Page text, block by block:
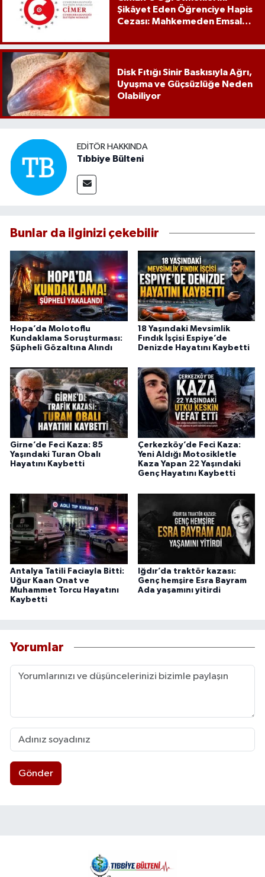
Şikâyet Eden Öğrenciye Hapis
Cezası: Mahkemeden Emsal
Disk Fıtığı Sinir Baskısıyla Ağrı,
Uyuşma ve Güçsüzlüğe Neden
Olabiliyor
EDITÖR HAKKINDA
Tıbbiye Bülteni
Bunlar da ilginizi çekebilir
Hopa’da Molotoflu
Kundaklama Soruşturması:
Şüpheli Gözaltına Alındı
18 Yaşındaki Mevsimlik
Fındık İşçisi Espiye’de
Denizde Hayatını Kaybetti
Girne’de Feci Kaza: 85
Yaşındaki Turan Obalı
Hayatını Kaybetti
Çerkezköy’de Feci Kaza:
Yeni Aldığı Motosikletle
Kaza Yapan 22 Yaşındaki
Genç Hayatını Kaybetti
Antalya Tatili Faciayla Bitti:
Uğur Kaan Onat ve
Muhammet Torcu Hayatını
Kaybetti
Iğdır’da traktör kazası:
Genç hemşire Esra Bayram
Ada yaşamını yitirdi
Yorumlar
Gönder